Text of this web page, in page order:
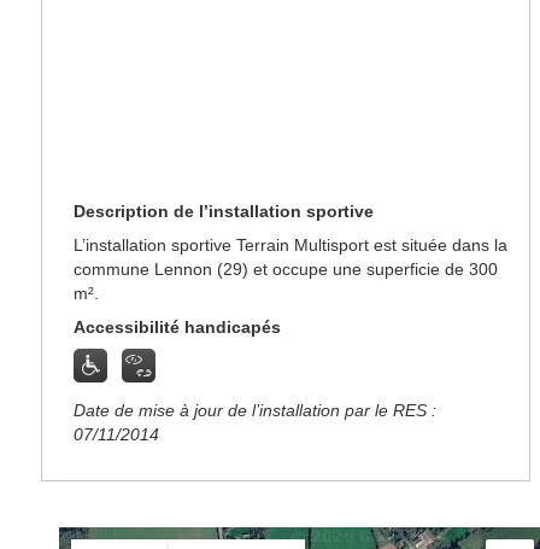
Description de l’installation sportive
L’installation sportive Terrain Multisport est située dans la
commune Lennon (29) et occupe une superficie de 300
m².
Accessibilité handicapés
Date de mise à jour de l’installation par le RES :
07/11/2014